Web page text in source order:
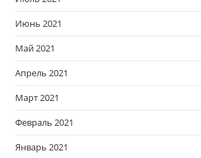
Июнь 2021
Май 2021
Апрель 2021
Март 2021
Февраль 2021
Январь 2021